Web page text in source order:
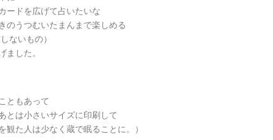
ードを広げて占いたいな
のうつむいたまんまで楽しめる
ないもの）
した。
ともあって
とは小さいサイズに印刷して
た人は少なく蔵で眠ることに。）